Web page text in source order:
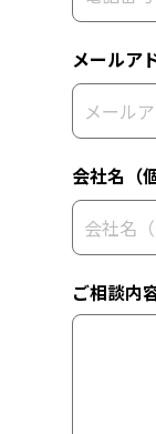
メールア
会社名（
ご相談内